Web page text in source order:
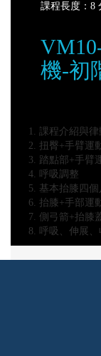
課程長度：8
機-初
課程介紹與律
扭臀+手臂運
踏點部+手臂
呼吸調整
基本抬膝四個
抬膝+手部運
側弓箭+抬膝
呼吸、伸展、